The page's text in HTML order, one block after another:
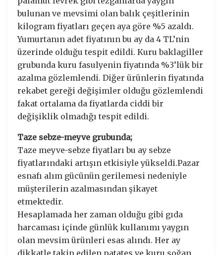
bulunan ve mevsimi olan balık çeşitlerinin
kilogram fiyatları geçen aya göre %5 azaldı.
Yumurtanın adet fiyatının bu ay da 4 TL’nin
üzerinde olduğu tespit edildi. Kuru baklagiller
grubunda kuru fasulyenin fiyatında %3’lük bir
azalma gözlemlendi. Diğer ürünlerin fiyatında
rekabet gereği değişimler olduğu gözlemlendi
fakat ortalama da fiyatlarda ciddi bir
değişiklik olmadığı tespit edildi.
Taze sebze-meyve grubunda;
Taze meyve-sebze fiyatları bu ay sebze
fiyatlarındaki artışın etkisiyle yükseldi.Pazar
esnafı alım gücünün gerilemesi nedeniyle
müşterilerin azalmasından şikayet
etmektedir.
Hesaplamada her zaman olduğu gibi gıda
harcaması içinde günlük kullanımı yaygın
olan mevsim ürünleri esas alındı. Her ay